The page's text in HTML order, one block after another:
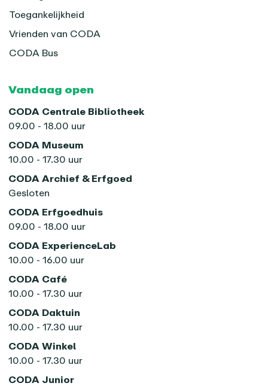
Toegankelijkheid
Vrienden van CODA
CODA Bus
Vandaag open
CODA Centrale Bibliotheek
09.00 - 18.00 uur
CODA Museum
10.00 - 17.30 uur
CODA Archief & Erfgoed
Gesloten
CODA Erfgoedhuis
09.00 - 18.00 uur
CODA ExperienceLab
10.00 - 16.00 uur
CODA Café
10.00 - 17.30 uur
CODA Daktuin
10.00 - 17.30 uur
CODA Winkel
10.00 - 17.30 uur
CODA Junior